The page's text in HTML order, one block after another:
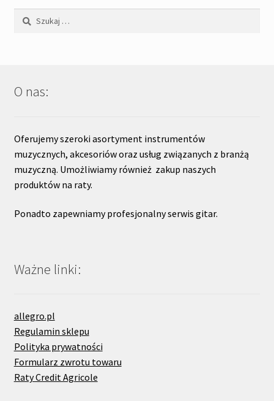
Szukaj:
O nas:
Oferujemy szeroki asortyment instrumentów
muzycznych, akcesoriów oraz usług związanych z branżą
muzyczną. Umożliwiamy również zakup naszych
produktów na raty.
Ponadto zapewniamy profesjonalny serwis gitar.
Ważne linki:
allegro.pl
Regulamin sklepu
Polityka prywatności
Formularz zwrotu towaru
Raty Credit Agricole